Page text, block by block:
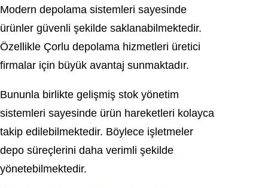
Modern depolama sistemleri sayesinde
ürünler güvenli şekilde saklanabilmektedir.
Özellikle Çorlu depolama hizmetleri üretici
firmalar için büyük avantaj sunmaktadır.
Bununla birlikte gelişmiş stok yönetim
sistemleri sayesinde ürün hareketleri kolayca
takip edilebilmektedir. Böylece işletmeler
depo süreçlerini daha verimli şekilde
yönetebilmektedir.